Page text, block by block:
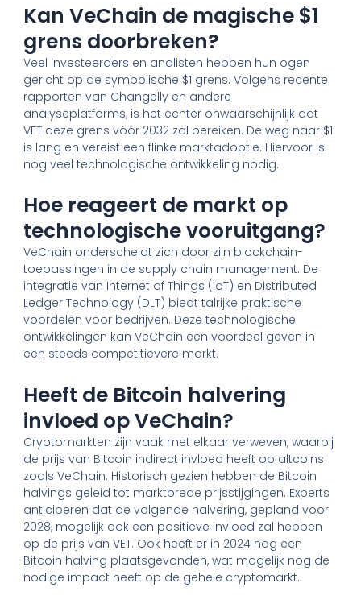
Kan VeChain de magische $1
grens doorbreken?
Veel investeerders en analisten hebben hun ogen
gericht op de symbolische $1 grens. Volgens recente
rapporten van Changelly en andere
analyseplatforms, is het echter onwaarschijnlijk dat
VET deze grens vóór 2032 zal bereiken. De weg naar $1
is lang en vereist een flinke marktadoptie. Hiervoor is
nog veel technologische ontwikkeling nodig.
Hoe reageert de markt op
technologische vooruitgang?
VeChain onderscheidt zich door zijn blockchain-
toepassingen in de supply chain management. De
integratie van Internet of Things (IoT) en Distributed
Ledger Technology (DLT) biedt talrijke praktische
voordelen voor bedrijven. Deze technologische
ontwikkelingen kan VeChain een voordeel geven in
een steeds competitievere markt.
Heeft de Bitcoin halvering
invloed op VeChain?
Cryptomarkten zijn vaak met elkaar verweven, waarbij
de prijs van Bitcoin indirect invloed heeft op altcoins
zoals VeChain. Historisch gezien hebben de Bitcoin
halvings geleid tot marktbrede prijsstijgingen. Experts
anticiperen dat de volgende halvering, gepland voor
2028, mogelijk ook een positieve invloed zal hebben
op de prijs van VET. Ook heeft er in 2024 nog een
Bitcoin halving plaatsgevonden, wat mogelijk nog de
nodige impact heeft op de gehele cryptomarkt.